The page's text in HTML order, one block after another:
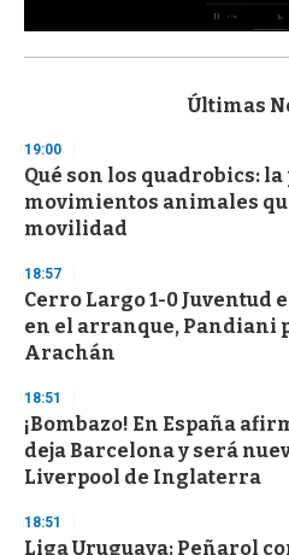
s
d
s
o
f
3
s
e
c
o
n
Últimas
19:00
Qué son los quadrobics:
movimientos animales
movilidad
18:57
Cerro Largo 1-0 Juventud
en el arranque, Pandiani
Arachán
18:51
¡Bombazo! En España
deja Barcelona y será
Liverpool de Inglaterra
18:51
Liga Uruguaya: Peñarol